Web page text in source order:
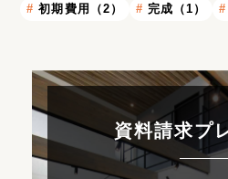
初期費用（2） 完成（1）
資料請求プ